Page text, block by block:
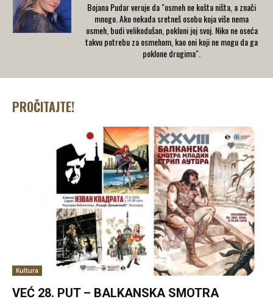
Bojana Pudar veruje da "osmeh ne košta ništa, a znači
mnogo. Ako nekada sretneš osobu koja više nema
osmeh, budi velikodušan, pokloni joj svoj. Niko ne oseća
takvu potrebu za osmehom, kao oni koji ne mogu da ga
poklone drugima".
PROČITAJTE!
Kultura
VEĆ 28. PUT – BALKANSKA SMOTRA